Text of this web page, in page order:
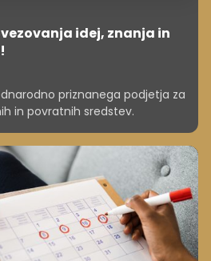
idej, znanja in
priznanega podjetja za
in povratnih sredstev.